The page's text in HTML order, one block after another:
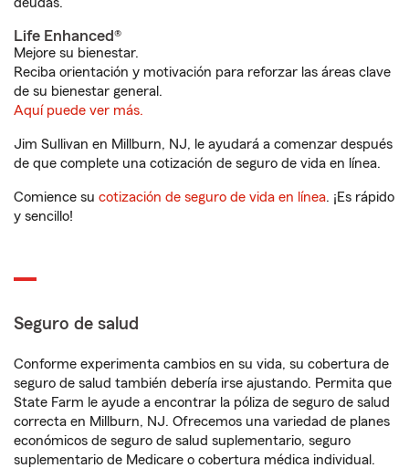
Life Enhanced®
Mejore su bienestar.
Reciba orientación y motivación para reforzar las áreas clave
de su bienestar general.
Aquí puede ver más.
Jim Sullivan en Millburn, NJ, le ayudará a comenzar después
de que complete una cotización de seguro de vida en línea.
Comience su cotización de seguro de vida en línea. ¡Es rápido
y sencillo!
Seguro de salud
Conforme experimenta cambios en su vida, su cobertura de
seguro de salud también debería irse ajustando. Permita que
State Farm le ayude a encontrar la póliza de seguro de salud
correcta en Millburn, NJ. Ofrecemos una variedad de planes
económicos de seguro de salud suplementario, seguro
suplementario de Medicare o cobertura médica individual.